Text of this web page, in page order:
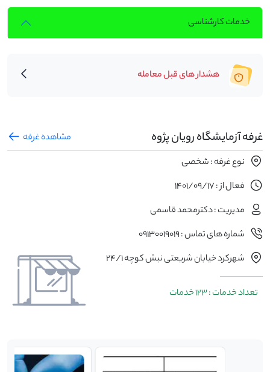
خدمات کارشناسی
هشدار های قبل معامله
غرفه آزمایشگاه رویان پژوه
مشاهده غرفه
نوع غرفه : شخصی
فعال از : 1401/09/17
مدیریت : دکترمحمد قاسمی
شماره های تماس : 09130019019
شهرکرد خیابان شریعتی نبش کوچه 24/1
تعداد خدمات : 123 خدمات